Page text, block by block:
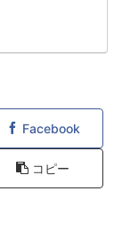
Facebook
コピー